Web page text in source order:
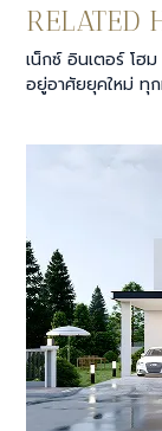
RELATED
เน็กซ์ อินเตอร์ โฮ
อยู่อาศัยยุคใหม่ ทุ